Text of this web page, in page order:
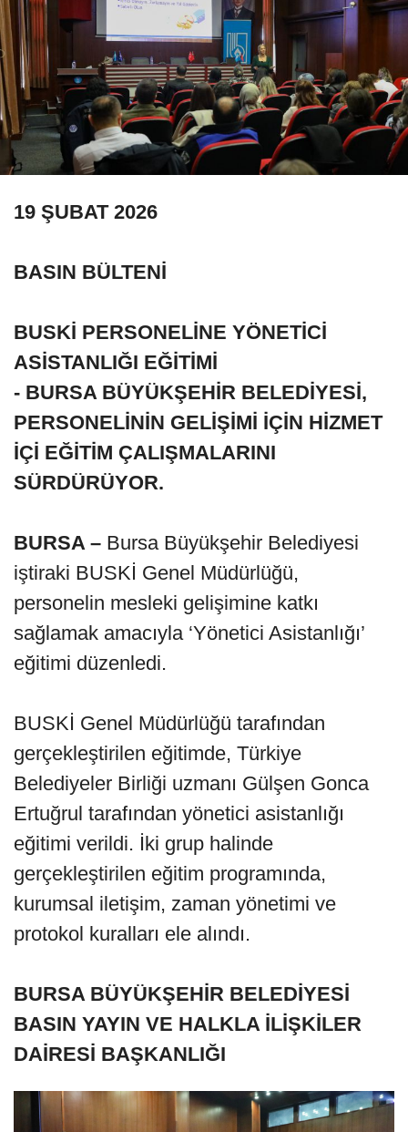
19 ŞUBAT 2026
BASIN BÜLTENİ
BUSKİ PERSONELİNE YÖNETİCİ
ASİSTANLIĞI EĞİTİMİ
- BURSA BÜYÜKŞEHİR BELEDİYESİ,
PERSONELİNİN GELİŞİMİ İÇİN HİZMET
İÇİ EĞİTİM ÇALIŞMALARINI
SÜRDÜRÜYOR.
BURSA – Bursa Büyükşehir Belediyesi
iştiraki BUSKİ Genel Müdürlüğü,
personelin mesleki gelişimine katkı
sağlamak amacıyla ‘Yönetici Asistanlığı’
eğitimi düzenledi.
BUSKİ Genel Müdürlüğü tarafından
gerçekleştirilen eğitimde, Türkiye
Belediyeler Birliği uzmanı Gülşen Gonca
Ertuğrul tarafından yönetici asistanlığı
eğitimi verildi. İki grup halinde
gerçekleştirilen eğitim programında,
kurumsal iletişim, zaman yönetimi ve
protokol kuralları ele alındı.
BURSA BÜYÜKŞEHİR BELEDİYESİ
BASIN YAYIN VE HALKLA İLİŞKİLER
DAİRESİ BAŞKANLIĞI